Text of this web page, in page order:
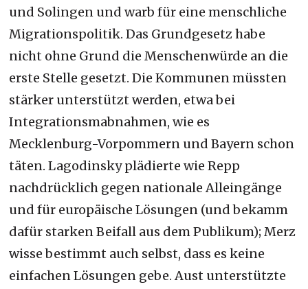
und Solingen und warb für eine menschliche
Migrationspolitik. Das Grundgesetz habe
nicht ohne Grund die Menschenwürde an die
erste Stelle gesetzt. Die Kommunen müssten
stärker unterstützt werden, etwa bei
Integrationsmabnahmen, wie es
Mecklenburg-Vorpommern und Bayern schon
täten. Lagodinsky plädierte wie Repp
nachdrücklich gegen nationale Alleingänge
und für europäische Lösungen (und bekamm
dafür starken Beifall aus dem Publikum); Merz
wisse bestimmt auch selbst, dass es keine
einfachen Lösungen gebe. Aust unterstützte